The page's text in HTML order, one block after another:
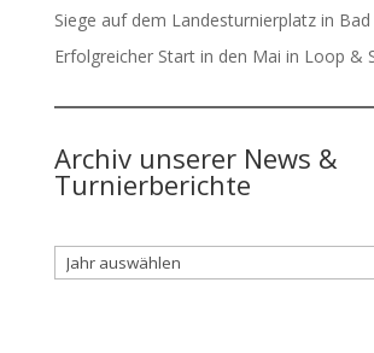
Siege auf dem Landesturnierplatz in Bad
Erfolgreicher Start in den Mai in Loop &
Archiv unserer News &
Turnierberichte
Archiv